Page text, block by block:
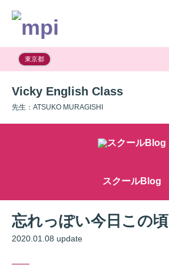
東京都
Vicky English Class
先生：ATSUKO MURAGISHI
スクールBlog
忘れっぽい今日この頃
2020.01.08